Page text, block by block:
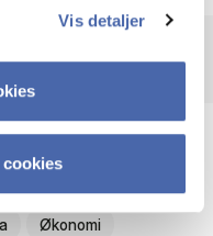
Vis detaljer
Økonomi